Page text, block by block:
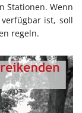
Stationen. Wenn
ist, soll
regeln.